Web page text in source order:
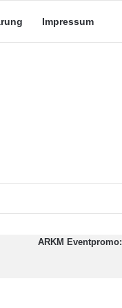
Impressum
ARKM Eventpromo: